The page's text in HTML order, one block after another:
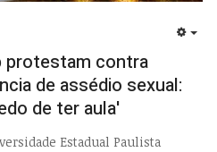
protestam contra
de assédio sexual:
de ter aula'
Estadual Paulista